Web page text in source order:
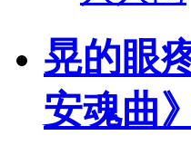
晃的眼
安魂曲